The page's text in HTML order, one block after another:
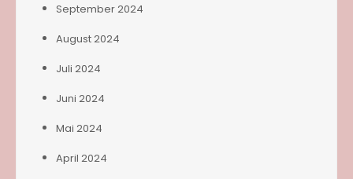
September 2024
August 2024
Juli 2024
Juni 2024
Mai 2024
April 2024